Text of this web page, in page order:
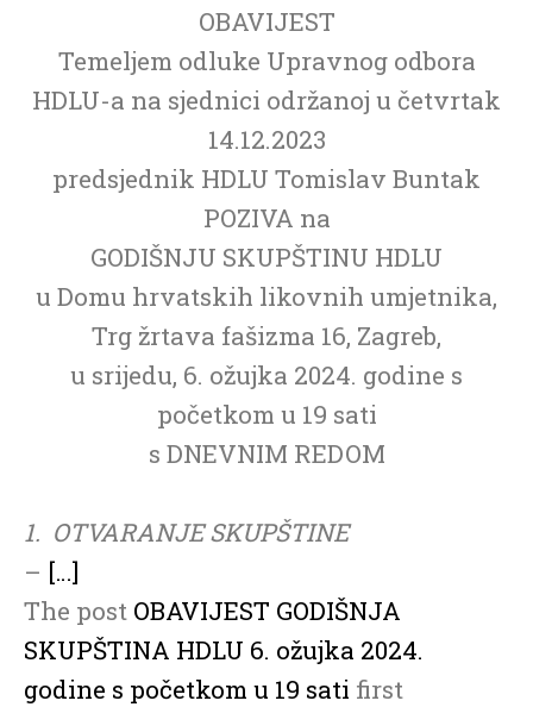
OBAVIJEST
Temeljem odluke Upravnog odbora
HDLU-a na sjednici održanoj u četvrtak
14.12.2023
predsjednik HDLU Tomislav Buntak
POZIVA na
GODIŠNJU SKUPŠTINU HDLU
u Domu hrvatskih likovnih umjetnika,
Trg žrtava fašizma 16, Zagreb,
u srijedu, 6. ožujka 2024. godine s
početkom u 19 sati
s DNEVNIM REDOM
1. OTVARANJE SKUPŠTINE
– […]
The post OBAVIJEST GODIŠNJA
SKUPŠTINA HDLU 6. ožujka 2024.
godine s početkom u 19 sati first